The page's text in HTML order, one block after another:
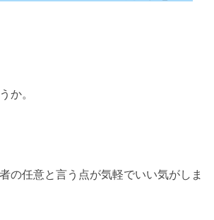
か。
の任意と言う点が気軽でいい気がしま